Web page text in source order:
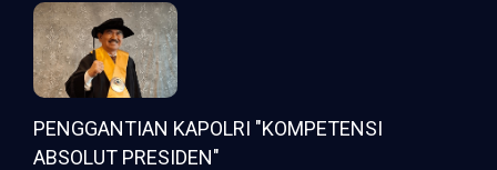
PENGGANTIAN KAPOLRI "KOMPETENSI
ABSOLUT PRESIDEN"